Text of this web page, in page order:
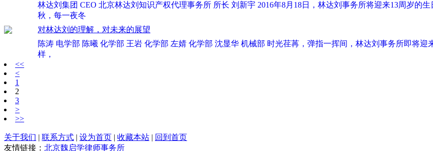
林达刘集团 CEO 北京林达刘知识产权代理事务所 所长 刘新宇 2016年8月18日，林达刘事务所将迎来13周岁的
秋，每一夜冬
对林达刘的理解，对未来的展望
陈涛 电学部 陈曦 化学部 王岩 化学部 左婧 化学部 沈显华 机械部 时光荏苒，弹指一挥间，林达刘事务所即将
样，
<<
<
1
2
3
>
>>
关于我们 | 联系方式 | 设为首页 | 收藏本站 | 回到首页
友情链接： 北京魏启学律师事务所